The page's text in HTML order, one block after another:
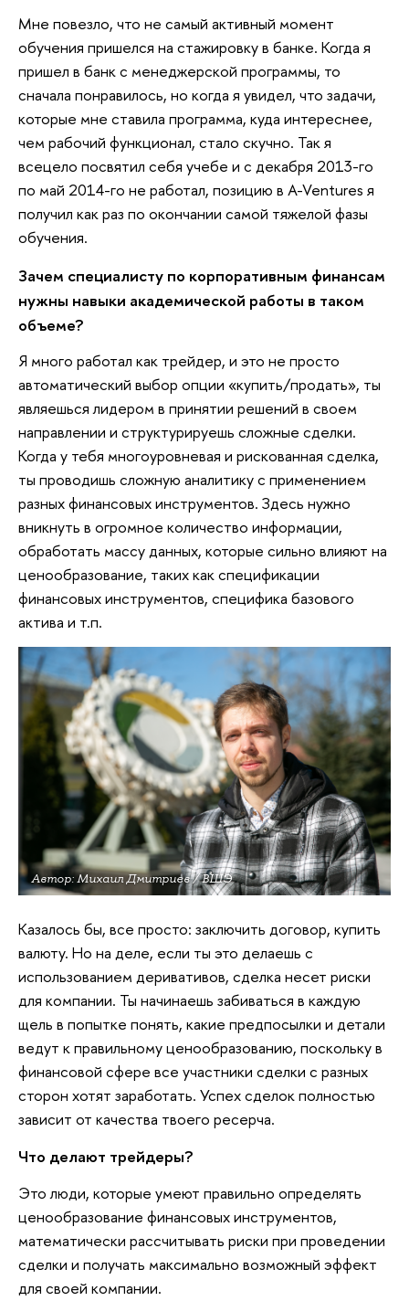
Мне повезло, что не самый активный момент
обучения пришелся на стажировку в банке. Когда я
пришел в банк с менеджерской программы, то
сначала понравилось, но когда я увидел, что задачи,
которые мне ставила программа, куда интереснее,
чем рабочий функционал, стало скучно. Так я
всецело посвятил себя учебе и с декабря 2013-го
по май 2014-го не работал, позицию в A-Ventures я
получил как раз по окончании самой тяжелой фазы
обучения.
Зачем специалисту по корпоративным финансам
нужны навыки академической работы в таком
объеме?
Я много работал как трейдер, и это не просто
автоматический выбор опции «купить/продать», ты
являешься лидером в принятии решений в своем
направлении и структурируешь сложные сделки.
Когда у тебя многоуровневая и рискованная сделка,
ты проводишь сложную аналитику с применением
разных финансовых инструментов. Здесь нужно
вникнуть в огромное количество информации,
обработать массу данных, которые сильно влияют на
ценообразование, таких как спецификации
финансовых инструментов, специфика базового
актива и т.п.
Автор: Михаил Дмитриев / ВШЭ
Казалось бы, все просто: заключить договор, купить
валюту. Но на деле, если ты это делаешь с
использованием деривативов, сделка несет риски
для компании. Ты начинаешь забиваться в каждую
щель в попытке понять, какие предпосылки и детали
ведут к правильному ценообразованию, поскольку в
финансовой сфере все участники сделки с разных
сторон хотят заработать. Успех сделок полностью
зависит от качества твоего ресерча.
Что делают трейдеры?
Это люди, которые умеют правильно определять
ценообразование финансовых инструментов,
математически рассчитывать риски при проведении
сделки и получать максимально возможный эффект
для своей компании.